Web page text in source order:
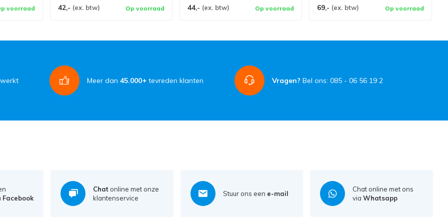
voorraad 42,- (ex. btw) Op voorraad 44,- (ex. btw) Op voorraad 69,- (ex. btw) Op voorraad
Meer dan 45.000+ tevreden klanten Vragen? Bel ons: 085 - 06 56 19 2
Facebook
Chat online met onze
klantenservice
Stuur ons een e-mail
Chat online met ons
viaWhatsapp